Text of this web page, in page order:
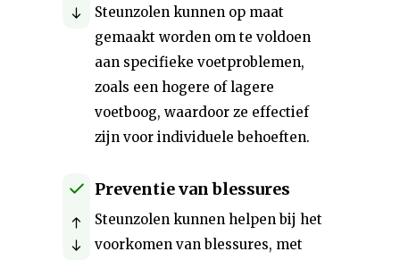
Steunzolen kunnen op maat
gemaakt worden om te voldoen
aan specifieke voetproblemen,
zoals een hogere of lagere
voetboog, waardoor ze effectief
zijn voor individuele behoeften.
Preventie van blessures
Steunzolen kunnen helpen bij het
voorkomen van blessures, met